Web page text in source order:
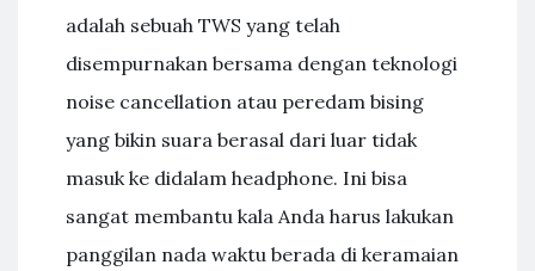
adalah sebuah TWS yang telah
disempurnakan bersama dengan teknologi
noise cancellation atau peredam bising
yang bikin suara berasal dari luar tidak
masuk ke didalam headphone. Ini bisa
sangat membantu kala Anda harus lakukan
panggilan nada waktu berada di keramaian